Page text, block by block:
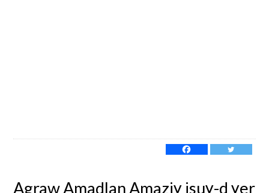
Agraw Amadlan Amaziɣ isuɣ-d ɣer